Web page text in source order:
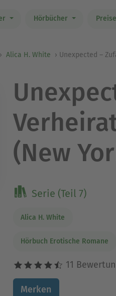
Hörbücher Preise
Alica H. White Unexpected –
(New
Serie (Teil 7)
Alica H. White
Hörbuch Erotische Romane
11
Merken